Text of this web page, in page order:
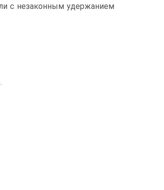
с незаконным удержанием